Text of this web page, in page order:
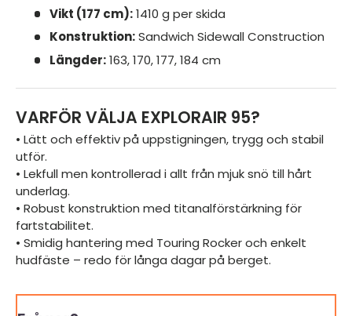
Vikt (177 cm):1410 g per skida
Konstruktion:Sandwich Sidewall Construction
Längder:163, 170, 177, 184 cm
VARFÖR VÄLJA EXPLORAIR 95?
• Lätt och effektiv på uppstigningen, trygg och stabil
utför.
• Lekfull men kontrollerad i allt från mjuk snö till hårt
underlag.
• Robust konstruktion med titanalförstärkning för
fartstabilitet.
• Smidig hantering med Touring Rocker och enkelt
hudfäste – redo för långa dagar på berget.